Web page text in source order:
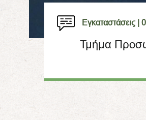
Εγκαταστάσεις |
Τμήμα